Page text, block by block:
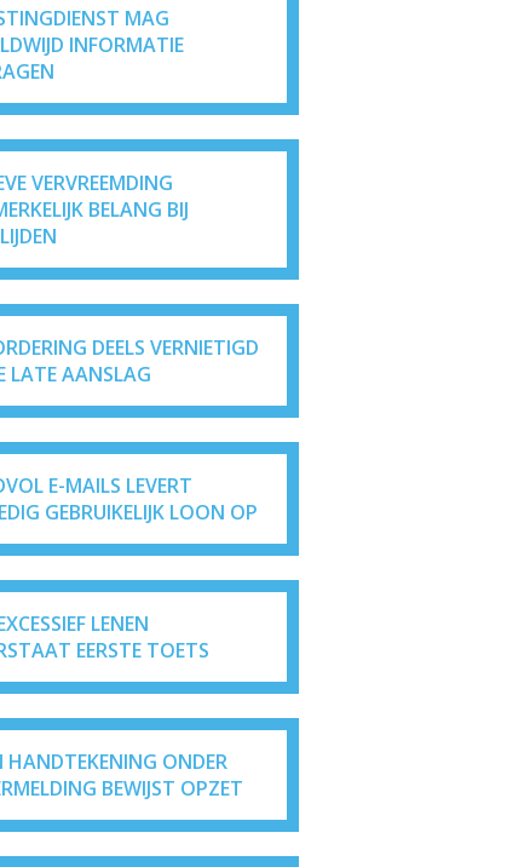
MAG
INFORMATIE
VERVREEMDING
BELANG BIJ
DEELS VERNIETIGD
LATE AANSLAG
E-MAILS LEVERT
GEBRUIKELIJK LOON OP
LENEN
EERSTE TOETS
HANDTEKENING ONDER
BEWIJST OPZET